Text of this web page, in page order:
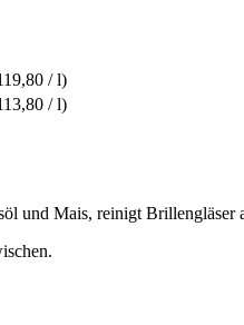
/ l)
/ l)
und Mais, reinigt Brillengläser